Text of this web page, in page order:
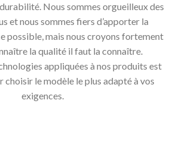
Nous sommes orgueilleux des
et nous sommes fiers d’apporter la
possible, mais nous croyons fortement
la qualité il faut la connaître.
appliquées à nos produits est
choisir le modèle le plus adapté à vos
exigences.